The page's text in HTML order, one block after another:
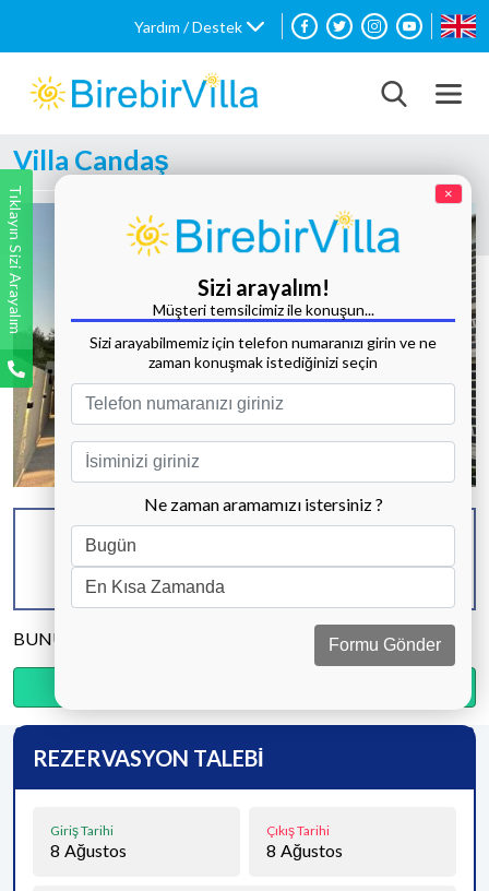
Yardım / Destek
Villa Candaş
Tüm Fotoğrafları Göster
KAPASİTE
6 KİŞİ
BANYO & WC
3 ADET
YATAK ODASI
BUNU PAYLAŞ
REZERVASYON TALEBİ
Giriş Tarihi
8 Ağustos
Çıkış Tarihi
8 Ağustos
Tıklayın Sizi Arayalım ×
Sizi arayalım!
Müşteri temsilcimiz ile konuşun...
Sizi arayabilmemiz için telefon numaranızı girin ve ne
zaman konuşmak istediğinizi seçin
Ne zaman aramamızı istersiniz ?
Formu Gönder